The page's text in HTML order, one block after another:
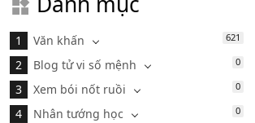
Văn khấn 621
Blog tử vi số mệnh 0
Xem bói nốt ruồi 0
Nhân tướng học 0